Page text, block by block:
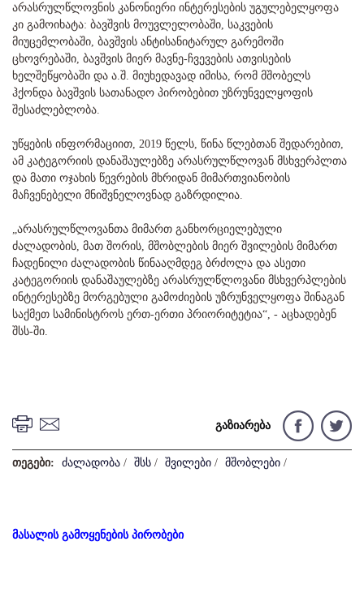
არასრულწლოვნის კანონიერი ინტერესების უგულებელყოფა
კი გამოიხატა: ბავშვის მოუვლელობაში, საკვების
მიუცემლობაში, ბავშვის ანტისანიტარულ გარემოში
ცხოვრებაში, ბავშვის მიერ მავნე-ჩვევების ათვისების
ხელშეწყობაში და ა.შ. მიუხედავად იმისა, რომ მშობელს
ჰქონდა ბავშვის სათანადო პირობებით უზრუნველყოფის
შესაძლებლობა.
უწყების ინფორმაციით, 2019 წელს, წინა წლებთან შედარებით,
ამ კატეგორიის დანაშაულებზე არასრულწლოვან მსხვერპლთა
და მათი ოჯახის წევრების მხრიდან მიმართვიანობის
მაჩვენებელი მნიშვნელოვნად გაზრდილია.
„არასრულწლოვანთა მიმართ განხორციელებული
ძალადობის, მათ შორის, მშობლების მიერ შვილების მიმართ
ჩადენილი ძალადობის წინააღმდეგ ბრძოლა და ასეთი
კატეგორიის დანაშაულებზე არასრულწლოვანი მსხვერპლების
ინტერესებზე მორგებული გამოძიების უზრუნველყოფა შინაგან
საქმეთ სამინისტროს ერთ-ერთი პრიორიტეტია“, - აცხადებენ
შსს-ში.
გაზიარება
თეგები: ძალადობა / შსს / შვილები / მშობლები /
მასალის გამოყენების პირობები